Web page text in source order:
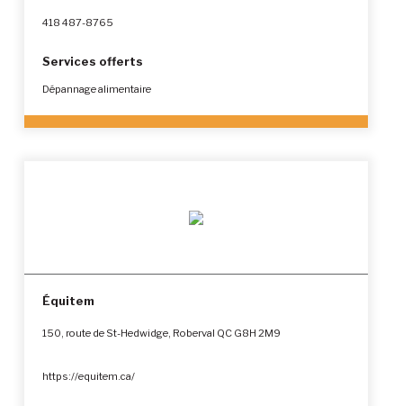
418 487-8765
Services offerts
Dépannage alimentaire
Équitem
150, route de St-Hedwidge, Roberval QC G8H 2M9
https://equitem.ca/